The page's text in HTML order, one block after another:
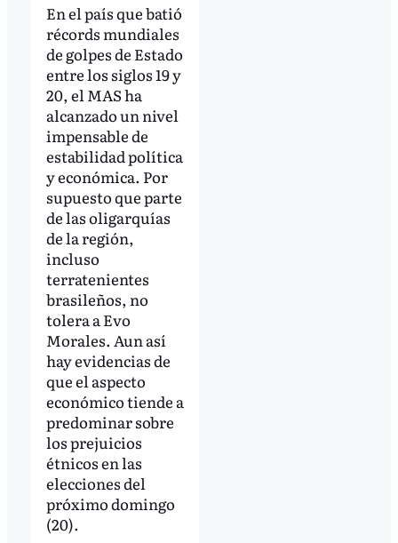
En el país que batió
récords mundiales
de golpes de Estado
entre los siglos 19 y
20, el MAS ha
alcanzado un nivel
impensable de
estabilidad política
y económica. Por
supuesto que parte
de las oligarquías
de la región,
incluso
terratenientes
brasileños, no
tolera a Evo
Morales. Aun así
hay evidencias de
que el aspecto
económico tiende a
predominar sobre
los prejuicios
étnicos en las
elecciones del
próximo domingo
(20).